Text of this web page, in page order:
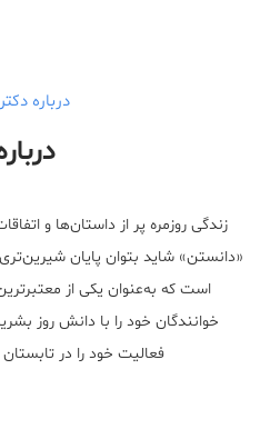
درباره
زندگی روزمره پر از داستان‌ها و
«دانستن» شاید بتوان پایان
است که به‌عنوان یکی از
خوانندگان خود را با دانش روز
فعالیت خود را در تابستان ۱۳۹۵ آغاز نموده است.